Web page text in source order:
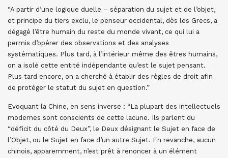
“A partir d’une logique duelle – séparation du sujet et de l’objet,
et principe du tiers exclu, le penseur occidental, dès les Grecs, a
dégagé l’être humain du reste du monde vivant, ce qui lui a
permis d’opérer des observations et des analyses
systématiques. Plus tard, à l’intérieur même des êtres humains,
on a isolé cette entité indépendante qu’est le sujet pensant.
Plus tard encore, on a cherché à établir des règles de droit afin
de protéger le statut du sujet en question.”
Evoquant la Chine, en sens inverse : “La plupart des intellectuels
modernes sont conscients de cette lacune. Ils parlent du
“déficit du côté du Deux”, le Deux désignant le Sujet en face de
l’Objet, ou le Sujet en face d’un autre Sujet. En revanche, aucun
chinois, apparemment, n’est prêt à renoncer à un élément